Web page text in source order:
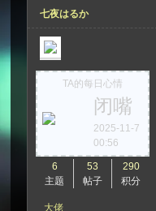
次
七夜はるか
TA的每日心情
闭嘴
2025-11-7
00:56
6
主题
53
帖子
290
积分
大佬